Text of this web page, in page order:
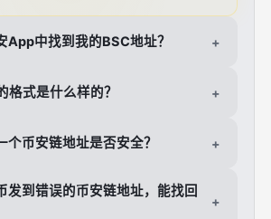
App中找到我的BSC地址？ +
格式是什么样的？ +
个币安链地址是否安全？ +
发到错误的币安链地址，能找回
+